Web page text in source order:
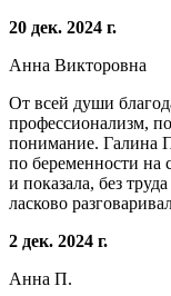
20 дек. 2024 г.
Анна Викторовна
От всей души
профессионализм,
понимание. Галина
по беременности на
и показала, без
ласково
2 дек. 2024 г.
Анна П.